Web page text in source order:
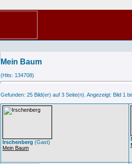
Mein Baum
(Hits: 134708)
Gefunden: 25 Bild(er) auf 3 Seite(n). Angezeigt: Bild 1
Irschenberg (Gast)
Mein Baum